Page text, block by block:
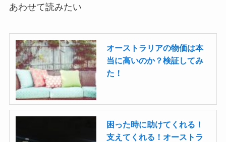
あわせて読みたい
オーストラリアの物価は本
当に高いのか？検証してみ
た！
困った時に助けてくれる！
支えてくれる！オーストラ